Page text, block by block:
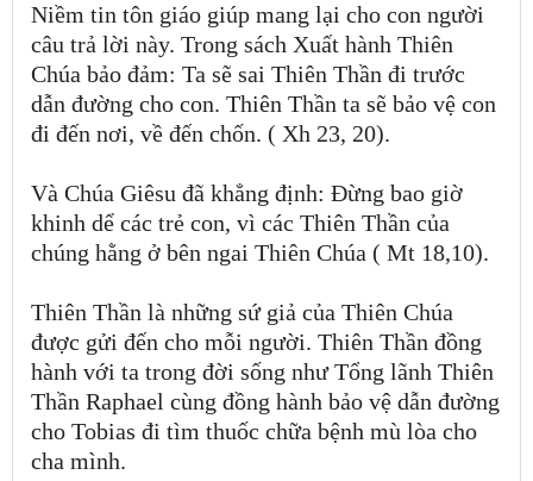
Niềm tin tôn giáo giúp mang lại cho con người
câu trả lời này. Trong sách Xuất hành Thiên
Chúa bảo đảm: Ta sẽ sai Thiên Thần đi trước
dẫn đường cho con. Thiên Thần ta sẽ bảo vệ con
đi đến nơi, về đến chốn. ( Xh 23, 20).
Và Chúa Giêsu đã khẳng định: Đừng bao giờ
khinh dể các trẻ con, vì các Thiên Thần của
chúng hằng ở bên ngai Thiên Chúa ( Mt 18,10).
Thiên Thần là những sứ giả của Thiên Chúa
được gửi đến cho mỗi người. Thiên Thần đồng
hành với ta trong đời sống như Tổng lãnh Thiên
Thần Raphael cùng đồng hành bảo vệ dẫn đường
cho Tobias đi tìm thuốc chữa bệnh mù lòa cho
cha mình.